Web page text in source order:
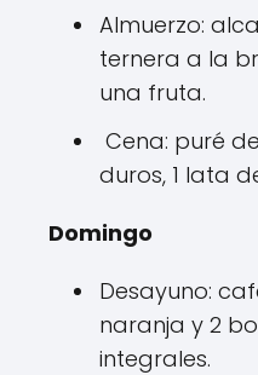
Almuerzo:
ternera a la
una fruta.
Cena: puré
duros, 1 lata
Domingo
Desayuno:
naranja y 2
integrales.